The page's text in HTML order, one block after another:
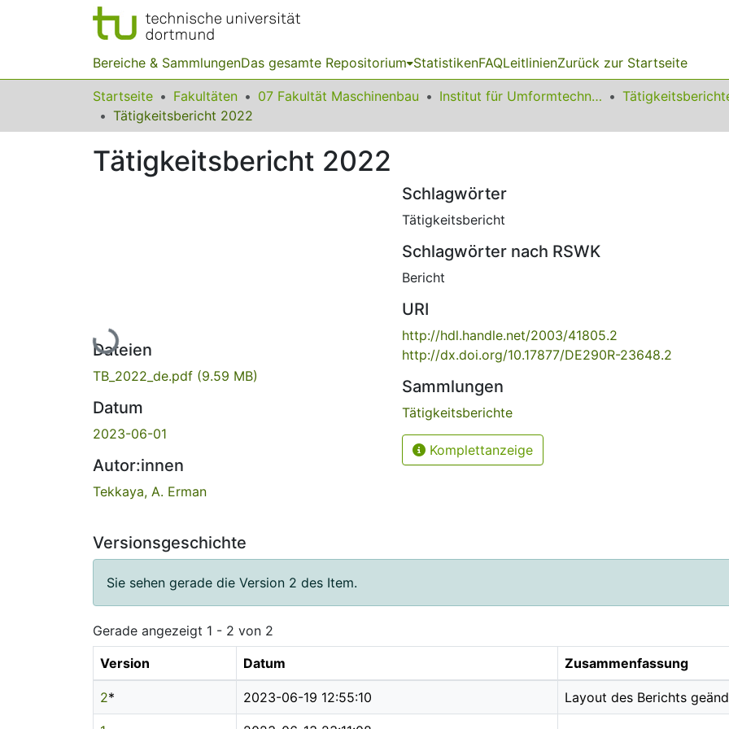
Bereiche & SammlungenDas gesamte Repositorium StatistikenFAQLeitlinienZurück zur Startseite
Startseite Fakultäten 07 Fakultät Maschinenbau
Institut für Umformtechnik und Leichtbau
Tätigkeitsbericht 2022
Tätigkeitsbericht 2022
Lade...
Dateien
TB_2022_de.pdf (9.59 MB)
Datum
2023-06-01
Autor:innen
Tekkaya, A. Erman
Schlagwörter
Tätigkeitsbericht
Schlagwörter nach RSWK
Bericht
URI
http://hdl.handle.net/2003/41805.2
http://dx.doi.org/10.17877/DE290R-23648.2
Sammlungen
Tätigkeitsberichte
Komplettanzeige
Versionsgeschichte
Sie sehen gerade die Version 2 des Item.
Gerade angezeigt 1 - 2 von 2
Version Datum Zusammenfassung
2* 2023-06-19 12:55:10 Layout des Berichts